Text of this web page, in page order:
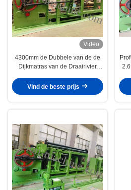
Video
4300mm de Dubbele van de de
Dijkmatras van de Draairivier
Vind de beste prijs